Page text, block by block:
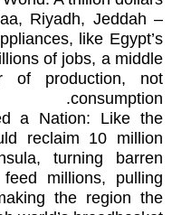
Riyadh, Jeddah –
like Egypt’s
of jobs, a middle
of production, not
consumption.
a Nation: Like the
reclaim 10 million
turning barren
millions, pulling
the region the